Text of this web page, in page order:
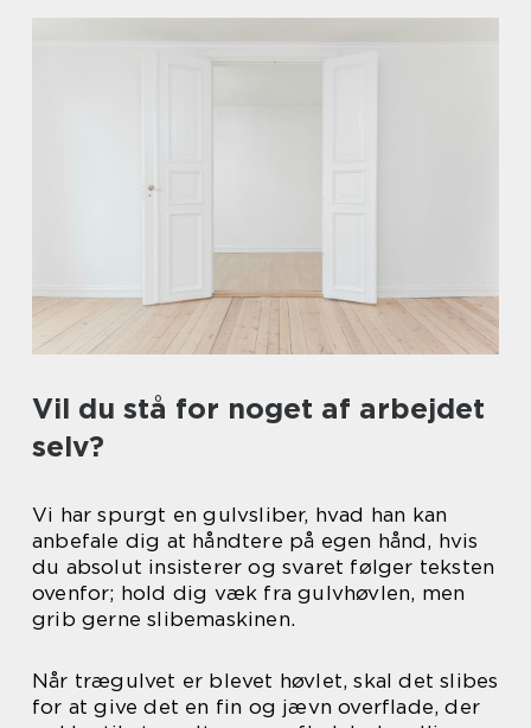
Vil du stå for noget af arbejdet
selv?
Vi har spurgt en gulvsliber, hvad han kan
anbefale dig at håndtere på egen hånd, hvis
du absolut insisterer og svaret følger teksten
ovenfor; hold dig væk fra gulvhøvlen, men
grib gerne slibemaskinen.
Når trægulvet er blevet høvlet, skal det slibes
for at give det en fin og jævn overflade, der